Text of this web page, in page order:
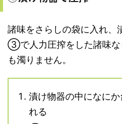
諸味をさらしの袋に入れ、
③で人力圧搾をした諸味な
も濁りません。
漬け物器の中になに
れる